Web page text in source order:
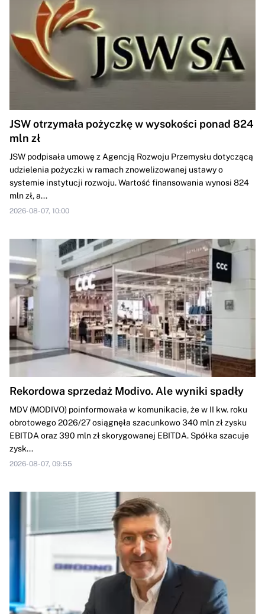
JSW otrzymała pożyczkę w wysokości ponad 824
mln zł
JSW podpisała umowę z Agencją Rozwoju Przemysłu dotyczącą
udzielenia pożyczki w ramach znowelizowanej ustawy o
systemie instytucji rozwoju. Wartość finansowania wynosi 824
mln zł, a...
2026-08-07, 10:00
Rekordowa sprzedaż Modivo. Ale wyniki spadły
MDV (MODIVO) poinformowała w komunikacie, że w II kw. roku
obrotowego 2026/27 osiągnęła szacunkowo 340 mln zł zysku
EBITDA oraz 390 mln zł skorygowanej EBITDA. Spółka szacuje
zysk...
2026-08-07, 09:55